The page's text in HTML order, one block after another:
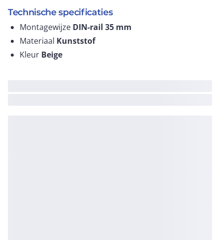
Technische specificaties
Montagewijze DIN-rail 35 mm
Materiaal Kunststof
Kleur Beige